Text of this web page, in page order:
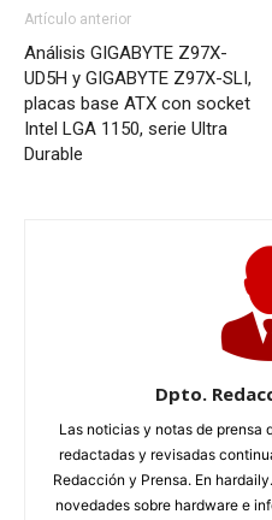
Artículo anterior
Análisis GIGABYTE Z97X-
UD5H y GIGABYTE Z97X-SLI,
placas base ATX con socket
Intel LGA 1150, serie Ultra
Durable
Dpto.
Las noticias y notas de prensa
redactadas y revisadas
Redacción y Prensa. En
novedades sobre hardware e